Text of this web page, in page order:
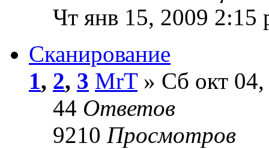
Чт янв 15, 2009 2:15
Сканирование
1, 2, 3 MrT» Сб окт 04,
44 Ответов
9210 Просмотров